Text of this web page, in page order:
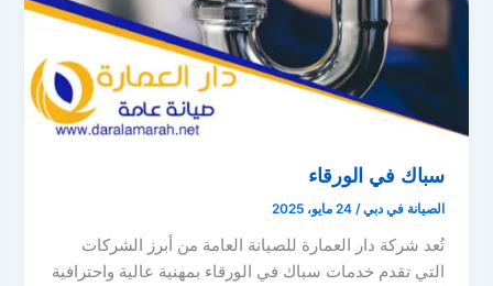
سباك في الورقاء
الصيانة في دبي/24 مايو، 2025
تُعد شركة دار العمارة للصيانة العامة من أبرز الشركات
التي تقدم خدمات سباك في الورقاء بمهنية عالية واحترافية